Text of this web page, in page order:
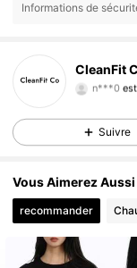
Informations de
CleanFit
4,63
16
n***0
4,63
16
4,63 16
Suivre
Vous Aimerez Aussi
recommander